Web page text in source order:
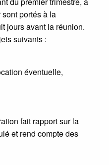
portés à la
jours avant la réunion.
suivants :
éventuelle,
fait rapport sur la
et rend compte des